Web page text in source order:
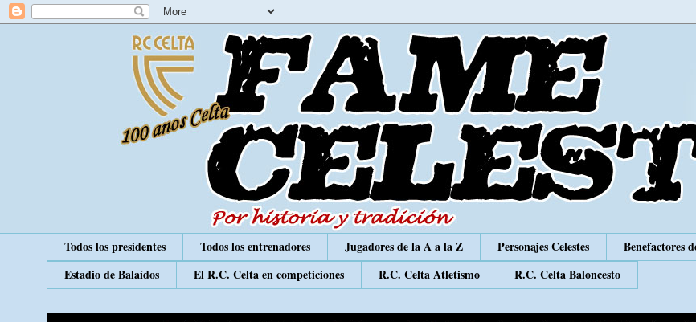
Todos los presidentes Todos los entrenadores Jugadores de la A a la Z Personajes Celestes Benefactores
Estadio de Balaídos
El R.C. Celta en competiciones R.C. Celta Atletismo R.C. Celta Baloncesto